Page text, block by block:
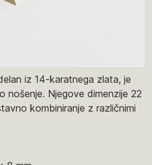
iz 14-karatnega zlata, je
nošenje. Njegove dimenzije 22
kombiniranje z različnimi